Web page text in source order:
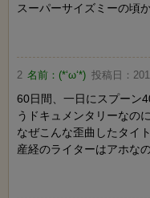
スーパーサイズミーの頃
2 名前： (*‘ω‘*) 投稿日：
60日間、一日にスプーン
うドキュメンタリーなのに
なぜこんな歪曲したタイ
産経のライターはアホな